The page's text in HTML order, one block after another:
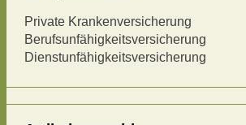
Private Krankenversicherung
Berufsunfähigkeitsversicherung
Dienstunfähigkeitsversicherung